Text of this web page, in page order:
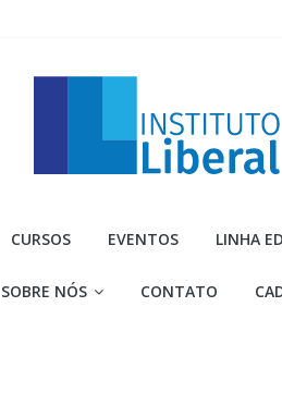
Liberal
CURSOS EVENTOS LINHA
SOBRE NÓS CONTATO